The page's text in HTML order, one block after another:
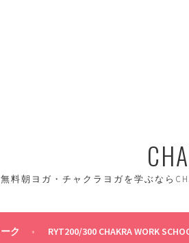
料朝ヨガ・チャクラヨガを学ぶなら
ク RYT200/300 CHAKRA WORK